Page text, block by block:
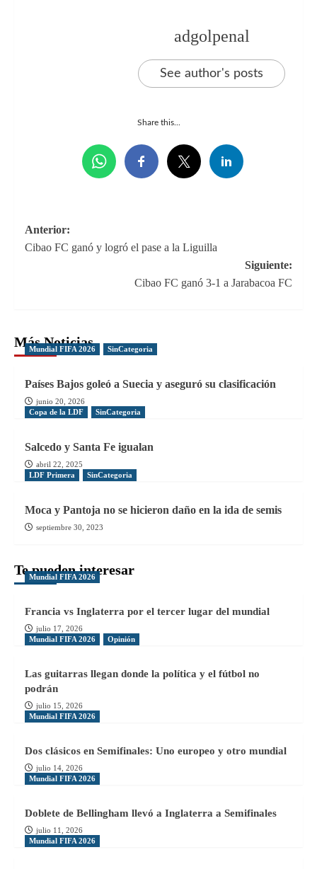
adgolpenal
See author's posts
Share this...
Navegación
de
Anterior:
Cibao FC ganó y logró el pase a la Liguilla
Siguiente:
Cibao FC ganó 3-1 a Jarabacoa FC
Más Noticias
Mundial FIFA 2026 SinCategoria
Países Bajos goleó a Suecia y aseguró su clasificación
junio 20, 2026
Copa de la LDF
SinCategoria
Salcedo y Santa Fe igualan
abril 22, 2025
LDF Primera
SinCategoria
Moca y Pantoja no se hicieron daño en la ida de semis
septiembre 30, 2023
Te pueden interesar
Mundial FIFA 2026
Francia vs Inglaterra por el tercer lugar del mundial
julio 17, 2026
Mundial FIFA 2026
Opinión
Las guitarras llegan donde la política y el fútbol no
podrán
julio 15, 2026
Mundial FIFA 2026
Dos clásicos en Semifinales: Uno europeo y otro mundial
julio 14, 2026
Mundial FIFA 2026
Doblete de Bellingham llevó a Inglaterra a Semifinales
julio 11, 2026
Mundial FIFA 2026